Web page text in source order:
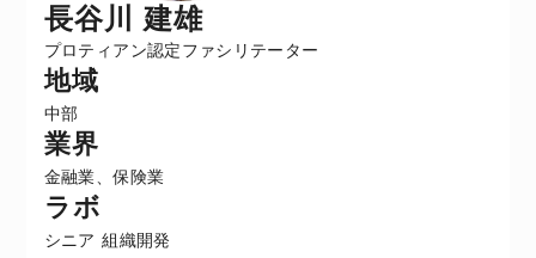
長谷川 建雄
プロティアン認定ファシリテーター
地域
中部
業界
金融業、保険業
ラボ
シニア 組織開発